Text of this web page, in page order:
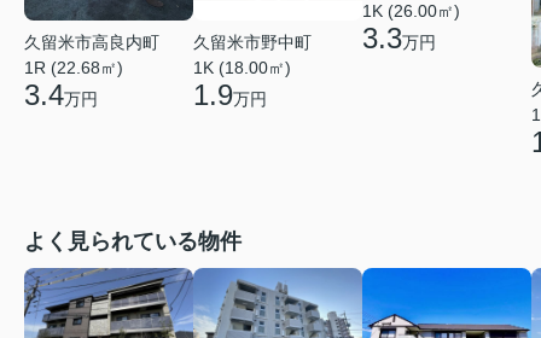
久留米市高良内町
1R (22.68㎡)
3.4万円
久留米市野中町
1K (18.00㎡)
1.9万円
1K (26.00㎡)
3.3万円
よく見られている物件